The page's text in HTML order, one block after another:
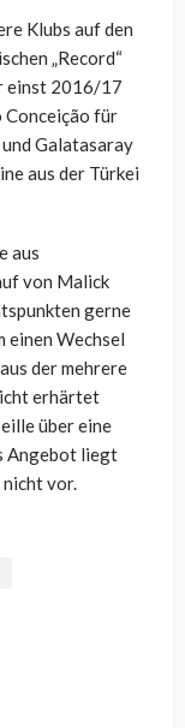
Klubs auf den
„Record“
einst 2016/17
Conceição für
Galatasaray
aus der Türkei
aus
von Malick
gerne
einen Wechsel
der mehrere
erhärtet
über eine
Angebot liegt
vor.